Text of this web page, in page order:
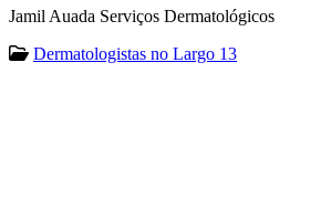
Jamil Auada Serviços Dermatológicos
Dermatologistas no Largo 13